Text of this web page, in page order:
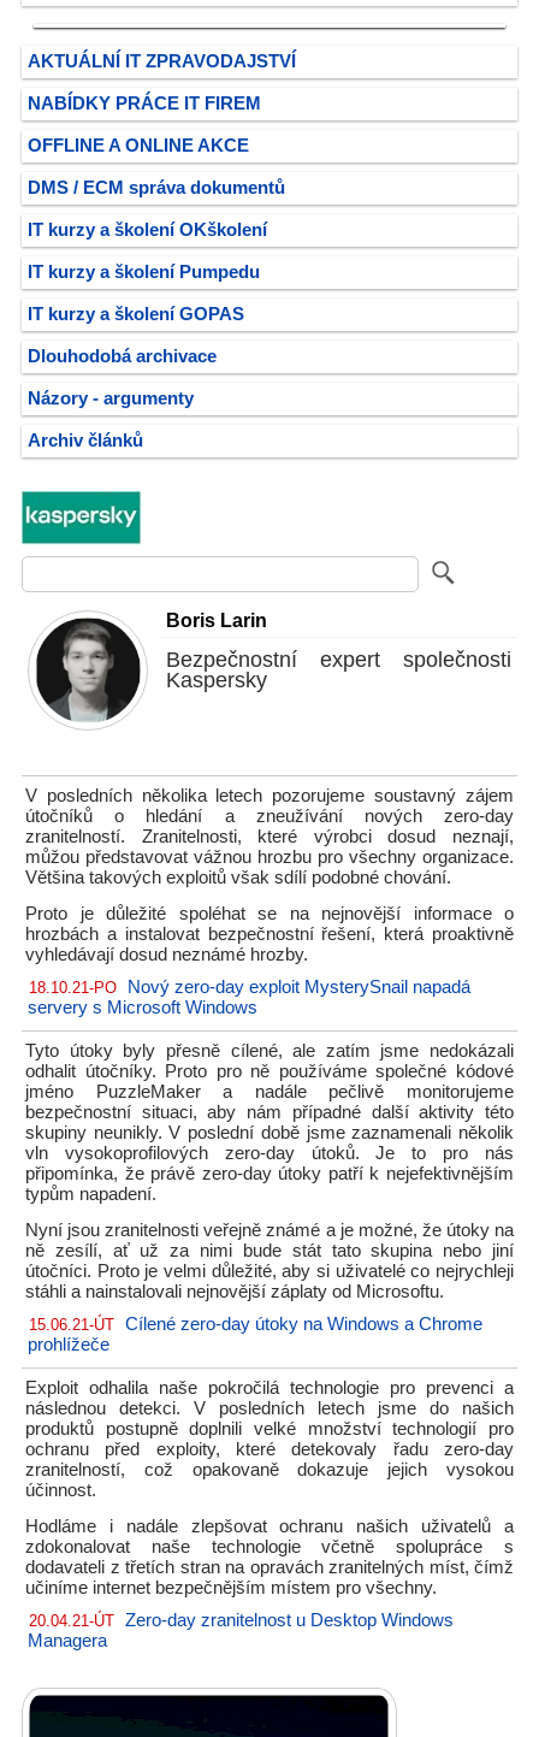
AKTUÁLNÍ IT ZPRAVODAJSTVÍ
NABÍDKY PRÁCE IT FIREM
OFFLINE A ONLINE AKCE
DMS / ECM správa dokumentů
IT kurzy a školení OKškolení
IT kurzy a školení Pumpedu
IT kurzy a školení GOPAS
Dlouhodobá archivace
Názory - argumenty
Archiv článků
Boris Larin
Bezpečnostní expert společnosti
Kaspersky
V posledních několika letech pozorujeme soustavný zájem
útočníků o hledání a zneužívání nových zero-day
zranitelností. Zranitelnosti, které výrobci dosud neznají,
můžou představovat vážnou hrozbu pro všechny organizace.
Většina takových exploitů však sdílí podobné chování.
Proto je důležité spoléhat se na nejnovější informace o
hrozbách a instalovat bezpečnostní řešení, která proaktivně
vyhledávají dosud neznámé hrozby.
18.10.21-PO
Nový zero-day exploit MysterySnail napadá
servery s Microsoft Windows
Tyto útoky byly přesně cílené, ale zatím jsme nedokázali
odhalit útočníky. Proto pro ně používáme společné kódové
jméno PuzzleMaker a nadále pečlivě monitorujeme
bezpečnostní situaci, aby nám případné další aktivity této
skupiny neunikly. V poslední době jsme zaznamenali několik
vln vysokoprofilových zero-day útoků. Je to pro nás
připomínka, že právě zero-day útoky patří k nejefektivnějším
typům napadení.
Nyní jsou zranitelnosti veřejně známé a je možné, že útoky na
ně zesílí, ať už za nimi bude stát tato skupina nebo jiní
útočníci. Proto je velmi důležité, aby si uživatelé co nejrychleji
stáhli a nainstalovali nejnovější záplaty od Microsoftu.
15.06.21-ÚT Cílené zero-day útoky na Windows a Chrome
prohlížeče
Exploit odhalila naše pokročilá technologie pro prevenci a
následnou detekci. V posledních letech jsme do našich
produktů postupně doplnili velké množství technologií pro
ochranu před exploity, které detekovaly řadu zero-day
zranitelností, což opakovaně dokazuje jejich vysokou
účinnost.
Hodláme i nadále zlepšovat ochranu našich uživatelů a
zdokonalovat naše technologie včetně spolupráce s
dodavateli z třetích stran na opravách zranitelných míst, čímž
učiníme internet bezpečnějším místem pro všechny.
20.04.21-ÚT Zero-day zranitelnost u Desktop Windows
Managera